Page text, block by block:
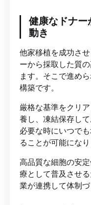
健康なドナー
動き
他家移植を成功さ
ーから採取した質
ます。そこで進め
構築です。
厳格な基準をクリ
養し、凍結保存し
必要な時にいつで
ることが可能になり
高品質な細胞の安
療として普及させ
業が連携して体制づ